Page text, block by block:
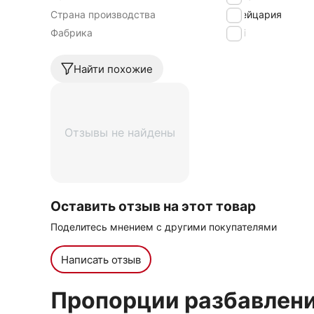
Страна производства
Швейцария
Фабрика
Luzi
Найти похожие
Отзывы не найдены
Оставить отзыв на этот товар
Поделитесь мнением с другими покупателями
Написать отзыв
Пропорции